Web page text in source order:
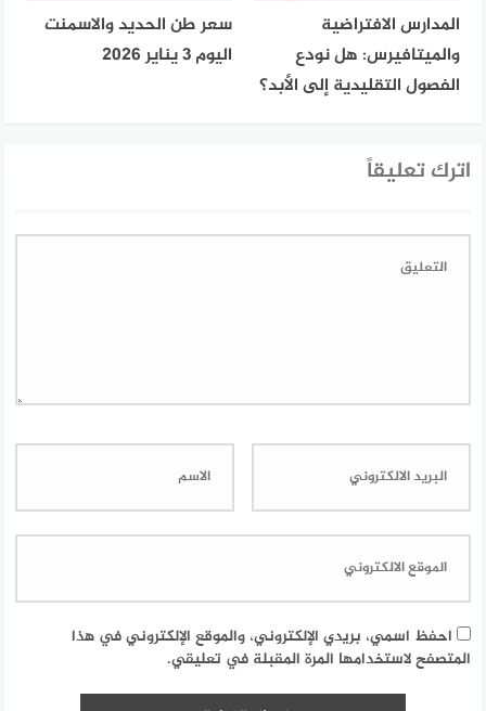
المدارس الافتراضية
والميتافيرس: هل نودع
الفصول التقليدية إلى الأبد؟
سعر طن الحديد والاسمنت
اليوم 3 يناير 2026
اترك تعليقاً
احفظ اسمي، بريدي الإلكتروني، والموقع الإلكتروني في هذا
المتصفح لاستخدامها المرة المقبلة في تعليقي.